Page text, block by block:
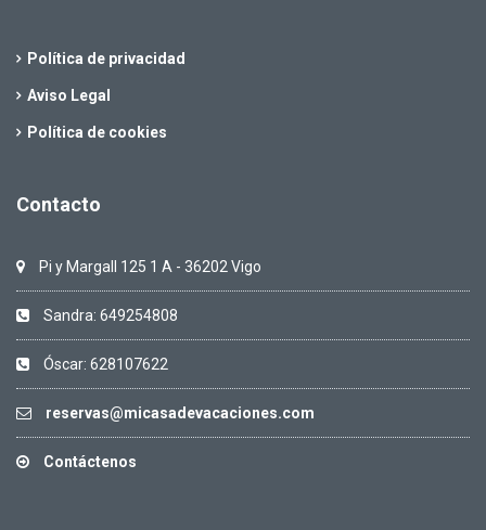
Política de privacidad
Aviso Legal
Política de cookies
Contacto
Pi y Margall 125 1 A - 36202 Vigo
Sandra: 649254808
Óscar: 628107622
reservas@micasadevacaciones.com
Contáctenos